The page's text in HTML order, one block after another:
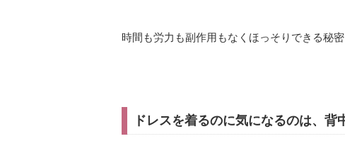
時間も労力も副作用もなくほっそりできる秘
ドレスを着るのに気になるのは、背